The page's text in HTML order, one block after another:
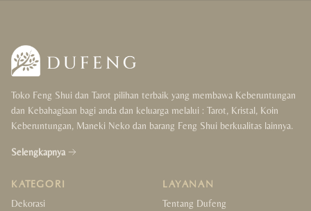
Wealth & Luck
Protection & Support
Health & Cleansing
For Her
Toko Feng Shui dan Tarot pilihan terbaik yang membawa Keberuntungan
dan Kebahagiaan bagi anda dan keluarga melalui : Tarot, Kristal, Koin
Keberuntungan, Maneki Neko dan barang Feng Shui berkualitas lainnya.
Selengkapnya
KATEGORI
Dekorasi
LAYANAN
Tentang Dufeng